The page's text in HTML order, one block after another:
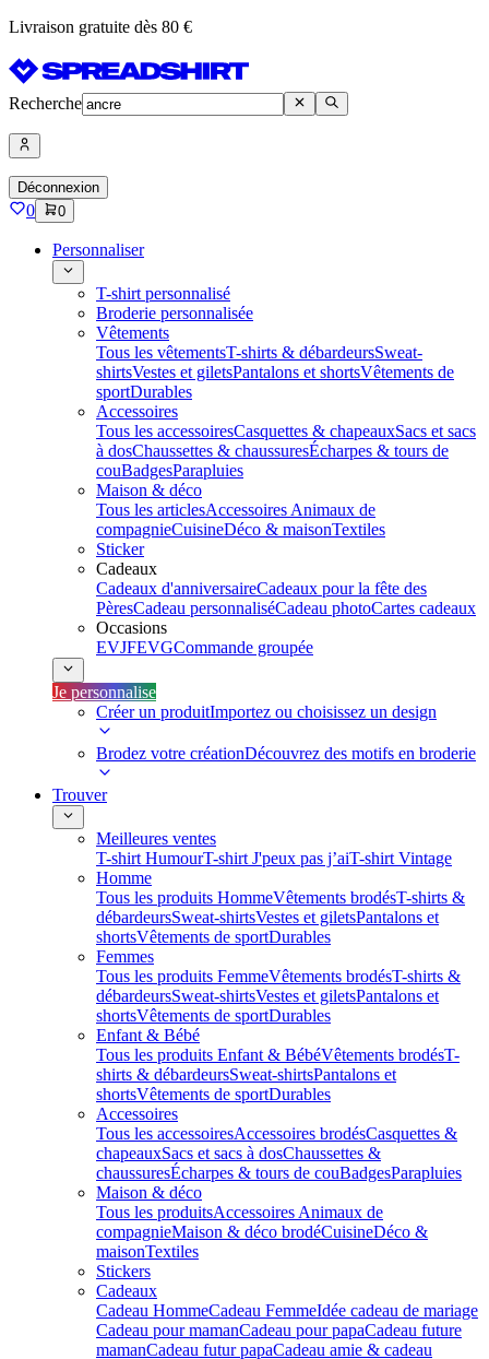
Livraison gratuite dès 80 €
Recherche
Déconnexion
0 0
Personnaliser
T-shirt personnalisé
Broderie personnalisée
Vêtements
Tous les vêtementsT-shirts & débardeursSweat-
shirtsVestes et giletsPantalons et shortsVêtements de
sportDurables
Accessoires
Tous les accessoiresCasquettes & chapeauxSacs et sacs
à dosChaussettes & chaussuresÉcharpes & tours de
couBadgesParapluies
Maison & déco
Tous les articlesAccessoires Animaux de
compagnieCuisineDéco & maisonTextiles
Sticker
Cadeaux
Cadeaux d'anniversaireCadeaux pour la fête des
PèresCadeau personnaliséCadeau photoCartes cadeaux
Occasions
EVJFEVGCommande groupée
Je personnalise
Créer un produitImportez ou choisissez un design
Brodez votre créationDécouvrez des motifs en broderie
Trouver
Meilleures ventes
T-shirt HumourT-shirt J'peux pas j’aiT-shirt Vintage
Homme
Tous les produits HommeVêtements brodésT-shirts &
débardeursSweat-shirtsVestes et giletsPantalons et
shortsVêtements de sportDurables
Femmes
Tous les produits FemmeVêtements brodésT-shirts &
débardeursSweat-shirtsVestes et giletsPantalons et
shortsVêtements de sportDurables
Enfant & Bébé
Tous les produits Enfant & BébéVêtements brodésT-
shirts & débardeursSweat-shirtsPantalons et
shortsVêtements de sportDurables
Accessoires
Tous les accessoiresAccessoires brodésCasquettes &
chapeauxSacs et sacs à dosChaussettes &
chaussuresÉcharpes & tours de couBadgesParapluies
Maison & déco
Tous les produitsAccessoires Animaux de
compagnieMaison & déco brodéCuisineDéco &
maisonTextiles
Stickers
Cadeaux
Cadeau HommeCadeau FemmeIdée cadeau de mariage​
Cadeau pour mamanCadeau pour papaCadeau future
mamanCadeau futur papaCadeau amie & cadeau